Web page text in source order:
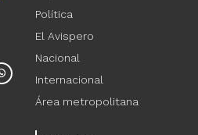
Política
El Avispero
Nacional
Internacional
Área metropolitana